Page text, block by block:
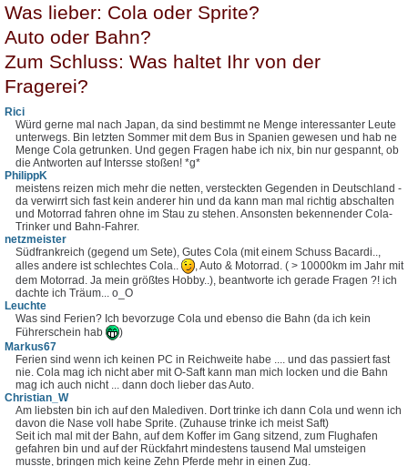
Was lieber: Cola oder Sprite?
Auto oder Bahn?
Zum Schluss: Was haltet Ihr von der
Fragerei?
Rici
Würd gerne mal nach Japan, da sind bestimmt ne Menge interessanter Leute
unterwegs. Bin letzten Sommer mit dem Bus in Spanien gewesen und hab ne
Menge Cola getrunken. Und gegen Fragen habe ich nix, bin nur gespannt, ob
die Antworten auf Intersse stoßen! *g*
PhilippK
meistens reizen mich mehr die netten, versteckten Gegenden in Deutschland -
da verwirrt sich fast kein anderer hin und da kann man mal richtig abschalten
und Motorrad fahren ohne im Stau zu stehen. Ansonsten bekennender Cola-
Trinker und Bahn-Fahrer.
netzmeister
Südfrankreich (gegend um Sete), Gutes Cola (mit einem Schuss Bacardi..,
alles andere ist schlechtes Cola..
, Auto & Motorrad. ( > 10000km im Jahr mit
dem Motorrad. Ja mein größtes Hobby..), beantworte ich gerade Fragen ?! ich
dachte ich Träum... o_O
Leuchte
Was sind Ferien? Ich bevorzuge Cola und ebenso die Bahn (da ich kein
Führerschein hab
)
Markus67
Ferien sind wenn ich keinen PC in Reichweite habe .... und das passiert fast
nie. Cola mag ich nicht aber mit O-Saft kann man mich locken und die Bahn
mag ich auch nicht ... dann doch lieber das Auto.
Christian_W
Am liebsten bin ich auf den Malediven. Dort trinke ich dann Cola und wenn ich
davon die Nase voll habe Sprite. (Zuhause trinke ich meist Saft)
Seit ich mal mit der Bahn, auf dem Koffer im Gang sitzend, zum Flughafen
gefahren bin und auf der Rückfahrt mindestens tausend Mal umsteigen
musste, bringen mich keine Zehn Pferde mehr in einen Zug.